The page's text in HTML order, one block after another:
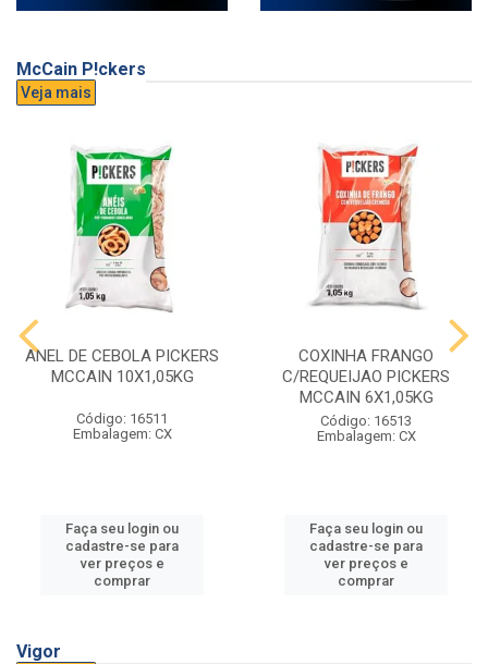
McCain P!ckers
Veja mais
ANEL DE CEBOLA PICKERS
MCCAIN 10X1,05KG
Código: 16511
Embalagem: CX
Faça seu login ou
cadastre-se para
ver preços e
comprar
COXINHA FRANGO
C/REQUEIJAO PICKERS
MCCAIN 6X1,05KG
Código: 16513
Embalagem: CX
Faça seu login ou
cadastre-se para
ver preços e
comprar
Vigor